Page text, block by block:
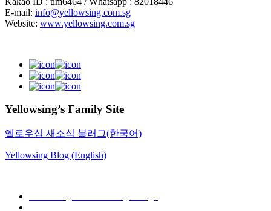
E-mail: info@yellowsing.com.sg
Website: www.yellowsing.com.sg
Yellowsing’s Family Site
옐로우싱 새소식 블러그(한국어)
Yellowsing Blog (English)